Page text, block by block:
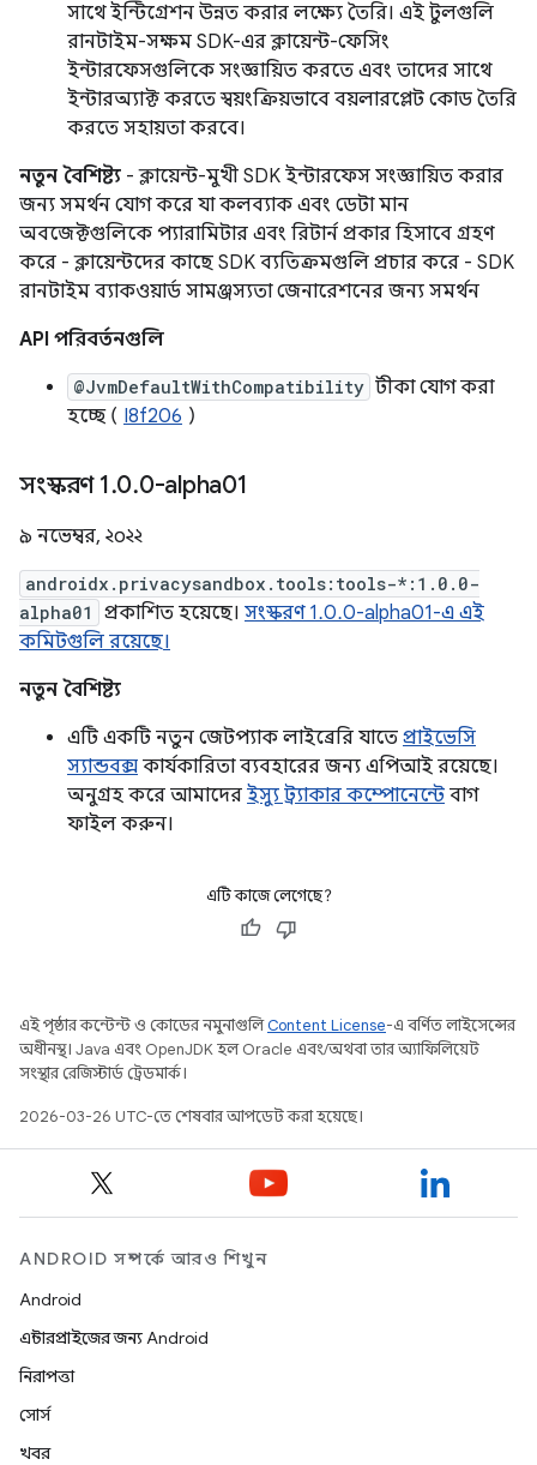
সাথে ইন্টিগ্রেশন উন্নত করার লক্ষ্যে তৈরি। এই টুলগুলি
রানটাইম-সক্ষম SDK-এর ক্লায়েন্ট-ফেসিং
ইন্টারফেসগুলিকে সংজ্ঞায়িত করতে এবং তাদের সাথে
ইন্টারঅ্যাক্ট করতে স্বয়ংক্রিয়ভাবে বয়লারপ্লেট কোড তৈরি
করতে সহায়তা করবে।
নতুন বৈশিষ্ট্য - ক্লায়েন্ট-মুখী SDK ইন্টারফেস সংজ্ঞায়িত করার
জন্য সমর্থন যোগ করে যা কলব্যাক এবং ডেটা মান
অবজেক্টগুলিকে প্যারামিটার এবং রিটার্ন প্রকার হিসাবে গ্রহণ
করে - ক্লায়েন্টদের কাছে SDK ব্যতিক্রমগুলি প্রচার করে - SDK
রানটাইম ব্যাকওয়ার্ড সামঞ্জস্যতা জেনারেশনের জন্য সমর্থন
API পরিবর্তনগুলি
@JvmDefaultWithCompatibility টীকা যোগ করা
হচ্ছে ( I8f206 )
সংস্করণ 1.0.0-alpha01
৯ নভেম্বর, ২০২২
androidx.privacysandbox.tools:tools-*:1.0.0-
alpha01
প্রকাশিত হয়েছে। সংস্করণ 1.0.0-alpha01-এ এই
কমিটগুলি রয়েছে।
নতুন বৈশিষ্ট্য
এটি একটি নতুন জেটপ্যাক লাইব্রেরি যাতে প্রাইভেসি
স্যান্ডবক্স কার্যকারিতা ব্যবহারের জন্য এপিআই রয়েছে।
অনুগ্রহ করে আমাদের ইস্যু ট্র্যাকার কম্পোনেন্টে বাগ
ফাইল করুন।
এটি কাজে লেগেছে?
এই পৃষ্ঠার কন্টেন্ট ও কোডের নমুনাগুলিContent License-এ বর্ণিত লাইসেন্সের
অধীনস্থ। Java এবং OpenJDK হল Oracle এবং/অথবা তার অ্যাফিলিয়েট
সংস্থার রেজিস্টার্ড ট্রেডমার্ক।
2026-03-26 UTC-তে শেষবার আপডেট করা হয়েছে।
ANDROID সম্পর্কে আরও শিখুন
Android
এন্টারপ্রাইজের জন্য Android
নিরাপত্তা
সোর্স
খবর